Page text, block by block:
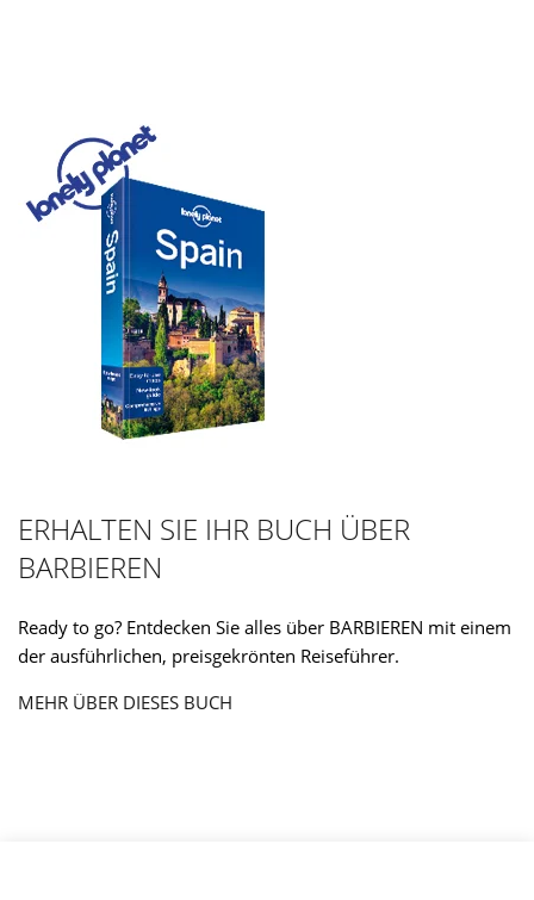
ERHALTEN SIE IHR BUCH ÜBER
BARBIEREN
Ready to go? Entdecken Sie alles über BARBIEREN mit einem
der ausführlichen, preisgekrönten Reiseführer.
MEHR ÜBER DIESES BUCH